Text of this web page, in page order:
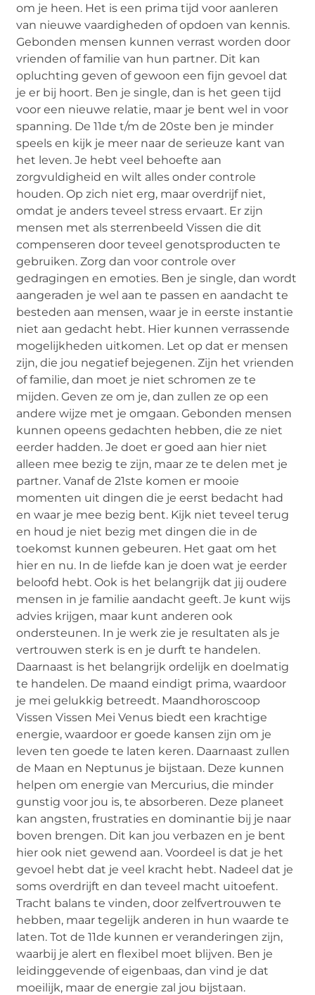
om je heen. Het is een prima tijd voor aanleren
van nieuwe vaardigheden of opdoen van kennis.
Gebonden mensen kunnen verrast worden door
vrienden of familie van hun partner. Dit kan
opluchting geven of gewoon een fijn gevoel dat
je er bij hoort. Ben je single, dan is het geen tijd
voor een nieuwe relatie, maar je bent wel in voor
spanning. De 11de t/m de 20ste ben je minder
speels en kijk je meer naar de serieuze kant van
het leven. Je hebt veel behoefte aan
zorgvuldigheid en wilt alles onder controle
houden. Op zich niet erg, maar overdrijf niet,
omdat je anders teveel stress ervaart. Er zijn
mensen met als sterrenbeeld Vissen die dit
compenseren door teveel genotsproducten te
gebruiken. Zorg dan voor controle over
gedragingen en emoties. Ben je single, dan wordt
aangeraden je wel aan te passen en aandacht te
besteden aan mensen, waar je in eerste instantie
niet aan gedacht hebt. Hier kunnen verrassende
mogelijkheden uitkomen. Let op dat er mensen
zijn, die jou negatief bejegenen. Zijn het vrienden
of familie, dan moet je niet schromen ze te
mijden. Geven ze om je, dan zullen ze op een
andere wijze met je omgaan. Gebonden mensen
kunnen opeens gedachten hebben, die ze niet
eerder hadden. Je doet er goed aan hier niet
alleen mee bezig te zijn, maar ze te delen met je
partner. Vanaf de 21ste komen er mooie
momenten uit dingen die je eerst bedacht had
en waar je mee bezig bent. Kijk niet teveel terug
en houd je niet bezig met dingen die in de
toekomst kunnen gebeuren. Het gaat om het
hier en nu. In de liefde kan je doen wat je eerder
beloofd hebt. Ook is het belangrijk dat jij oudere
mensen in je familie aandacht geeft. Je kunt wijs
advies krijgen, maar kunt anderen ook
ondersteunen. In je werk zie je resultaten als je
vertrouwen sterk is en je durft te handelen.
Daarnaast is het belangrijk ordelijk en doelmatig
te handelen. De maand eindigt prima, waardoor
je mei gelukkig betreedt. Maandhoroscoop
Vissen Vissen Mei Venus biedt een krachtige
energie, waardoor er goede kansen zijn om je
leven ten goede te laten keren. Daarnaast zullen
de Maan en Neptunus je bijstaan. Deze kunnen
helpen om energie van Mercurius, die minder
gunstig voor jou is, te absorberen. Deze planeet
kan angsten, frustraties en dominantie bij je naar
boven brengen. Dit kan jou verbazen en je bent
hier ook niet gewend aan. Voordeel is dat je het
gevoel hebt dat je veel kracht hebt. Nadeel dat je
soms overdrijft en dan teveel macht uitoefent.
Tracht balans te vinden, door zelfvertrouwen te
hebben, maar tegelijk anderen in hun waarde te
laten. Tot de 11de kunnen er veranderingen zijn,
waarbij je alert en flexibel moet blijven. Ben je
leidinggevende of eigenbaas, dan vind je dat
moeilijk, maar de energie zal jou bijstaan.